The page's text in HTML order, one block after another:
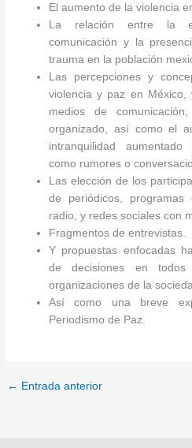
El aumento de la violencia
La relación entre la
comunicación y la
trauma en la población
Las percepciones y
violencia y paz en
medios de
organizado, así como el
intranquilidad
como rumores o
Las elección de los
de periódicos,
radio, y redes sociales con
Fragmentos de entrevistas.
Y propuestas enfocadas
de decisiones en todos
organizaciones de la
Así como una breve
Periodismo de Paz.
← Entrada anterior